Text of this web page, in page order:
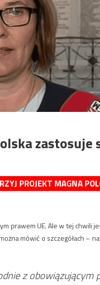
zastosuje
PROJEKT MAGNA
prawem UE. Ale w tej chwili
mówić o szczegółach –
z obowiązującym